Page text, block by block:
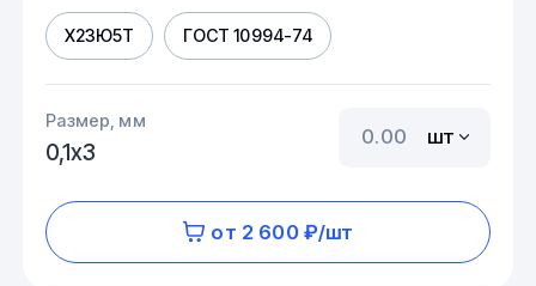
Х23Ю5Т ГОСТ 10994-74
Размер, мм
0,1х3
шт
от 2 600 ₽/шт